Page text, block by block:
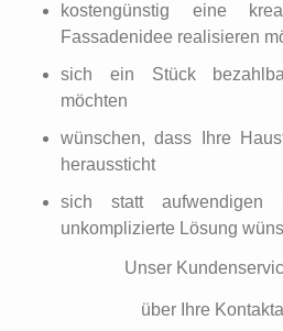
kostengünstig eine
Fassadenidee realisieren
sich ein Stück
möchten
wünschen, dass Ihre
heraussticht
sich statt aufwendigen
unkomplizierte Lösung
Unser
über Ihre